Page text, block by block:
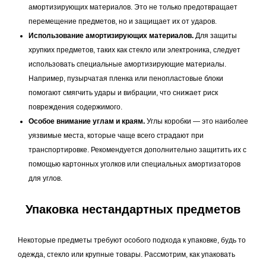
амортизирующих материалов. Это не только предотвращает
перемещение предметов, но и защищает их от ударов.
Использование амортизирующих материалов. Для защиты
хрупких предметов, таких как стекло или электроника, следует
использовать специальные амортизирующие материалы.
Например, пузырчатая пленка или пенопластовые блоки
помогают смягчить удары и вибрации, что снижает риск
повреждения содержимого.
Особое внимание углам и краям. Углы коробки — это наиболее
уязвимые места, которые чаще всего страдают при
транспортировке. Рекомендуется дополнительно защитить их с
помощью картонных уголков или специальных амортизаторов
для углов.
Упаковка нестандартных предметов
Некоторые предметы требуют особого подхода к упаковке, будь то
одежда, стекло или крупные товары. Рассмотрим, как упаковать